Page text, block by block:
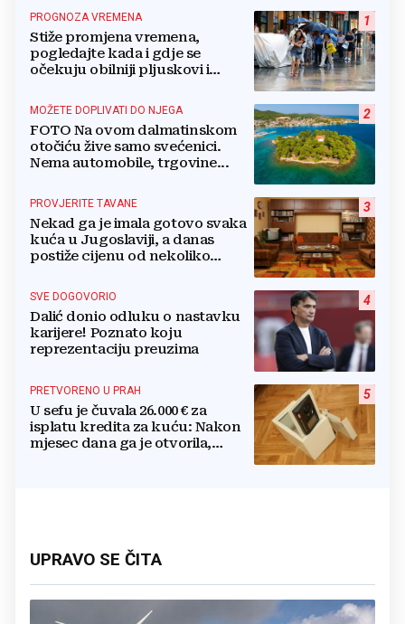
1
PROGNOZA VREMENA
Stiže promjena vremena,
pogledajte kada i gdje se
očekuju obilniji pljuskovi i
2
MOŽETE DOPLIVATI DO NJEGA
FOTO Na ovom dalmatinskom
otočiću žive samo svećenici.
Nema automobile, trgovine...
3
PROVJERITE TAVANE
Nekad ga je imala gotovo svaka
kuća u Jugoslaviji, a danas
postiže cijenu od nekoliko
4
SVE DOGOVORIO
Dalić donio odluku o nastavku
karijere! Poznato koju
reprezentaciju preuzima
5
PRETVORENO U PRAH
U sefu je čuvala 26.000 € za
isplatu kredita za kuću: Nakon
mjesec dana ga je otvorila,
UPRAVO SE ČITA